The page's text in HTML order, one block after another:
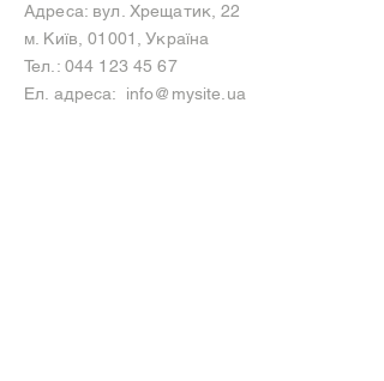
Адреса: вул. Хрещатик, 22
м. Київ, 01001, Україна
Тел.: 044 123 45 67
Ел. адреса: info@mysite.ua